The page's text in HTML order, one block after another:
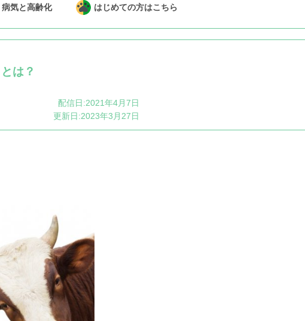
病気と高齢化 はじめての方はこちら
は？
配信日:2021年4月7日
更新日:2023年3月27日